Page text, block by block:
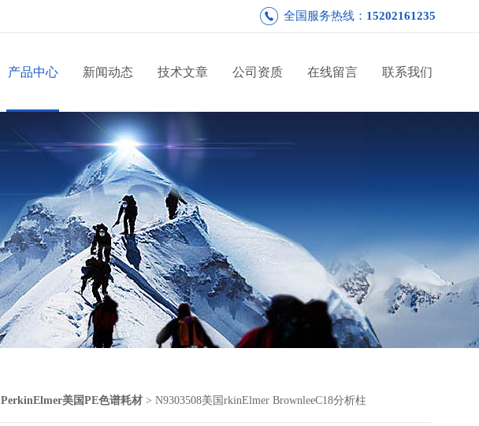
全国服务热线： 15202161235
产品中心 新闻动态 技术文章 公司资质 在线留言 联系我们
PerkinElmer美国PE色谱耗材 > N9303508美国rkinElmer BrownleeC18分析柱